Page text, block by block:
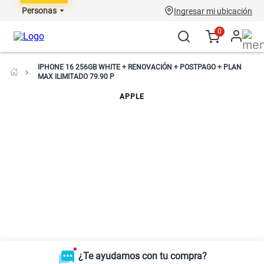
Personas Ingresar mi ubicación
0
IPHONE 16 256GB WHITE + RENOVACIÓN + POSTPAGO + PLAN
MAX ILIMITADO 79.90 P
APPLE